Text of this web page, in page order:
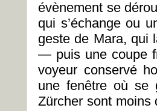
évènement se
qui s’échange ou
geste de Mara, qui
— puis une coupe
voyeur conservé
une fenêtre où se
Zürcher sont moins